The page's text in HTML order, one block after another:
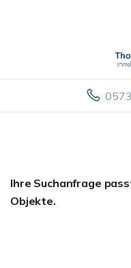
Ihre Suchanfrage
Objekte.